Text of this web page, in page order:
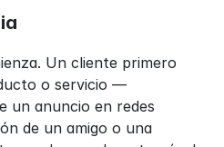
Un cliente primero
o servicio —
un anuncio en redes
de un amigo o una